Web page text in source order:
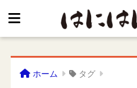
ホーム タグ